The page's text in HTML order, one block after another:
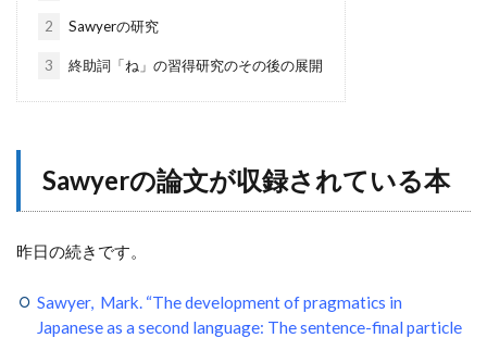
2 Sawyerの研究
3 終助詞「ね」の習得研究のその後の展開
Sawyerの論文が収録されている本
昨日の続きです。
Sawyer, Mark. “The development of pragmatics in
Japanese as a second language: The sentence-final particle